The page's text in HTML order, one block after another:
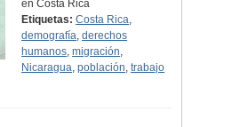
en Costa Rica
Etiquetas: Costa Rica,
demografía,derechos
humanos,migración,
Nicaragua,población,trabajo